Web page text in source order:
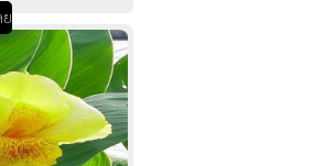
ย